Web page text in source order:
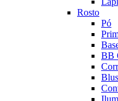
Rosto
Pó
BB